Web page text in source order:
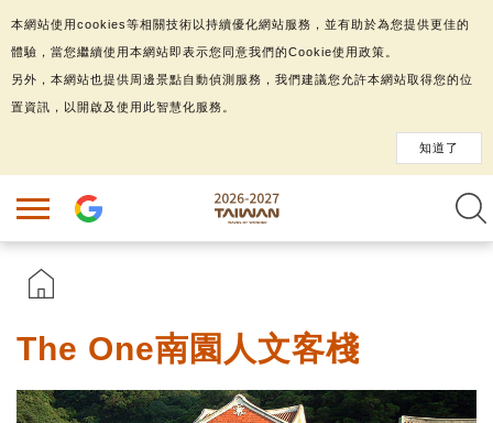
The One南園人文客棧
本網站使用cookies等相關技術以持續優化網站服務，並有助於為您提供更佳的
體驗，當您繼續使用本網站即表示您同意我們的Cookie使用政策。
另外，本網站也提供周邊景點自動偵測服務，我們建議您允許本網站取得您的位
置資訊，以開啟及使用此智慧化服務。
知道了